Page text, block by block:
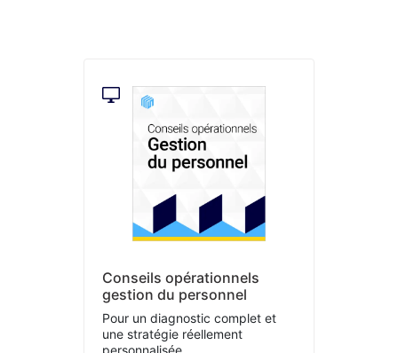
Conseils opérationnels
gestion du personnel
Pour un diagnostic complet et
une stratégie réellement
personnalisée